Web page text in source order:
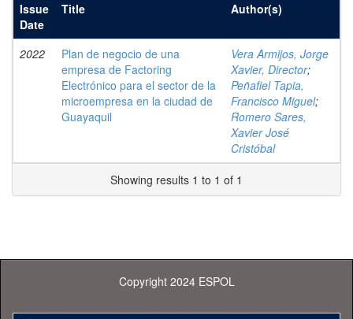
Issue
Date
Title Author(s)
2022
Plan de negocio de una
empresa de Factoring
Electrónico para el sector de la
microempresa en la ciudad de
Guayaquil
Vera Armijos, Jorge
Xavier, Director;
Peñafiel Tapia,
Francisco Miguel;
Romero Sares,
Xavier José
Cristóbal
Showing results 1 to 1 of 1
Copyright 2024 ESPOL